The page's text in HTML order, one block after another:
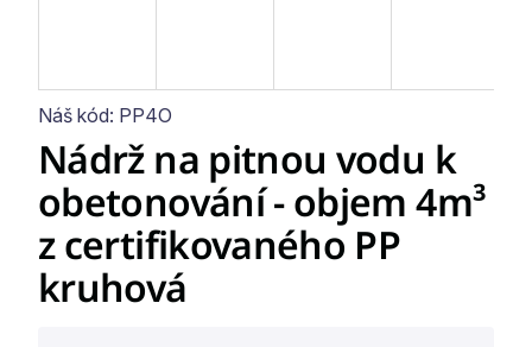
Náš kód: PP4O
Nádrž na pitnou vodu k
obetonování - objem 4m³
z certifikovaného PP
kruhová